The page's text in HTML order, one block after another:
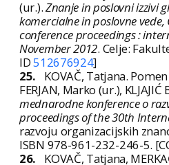
(ur.).Znanje in poslovni izzivi
komercialne in poslovne
conference proceedings :
November 2012. Celje:
ID512676924]
25.
KOVAČ, Tatjana.
FERJAN, Marko (ur.),
mednarodne konference o
proceedings of the 30th
razvoju organizacijskih
ISBN 978-961-232-246-5.
26.
KOVAČ, Tatjana,